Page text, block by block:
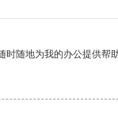
时随地为我的办公提供帮